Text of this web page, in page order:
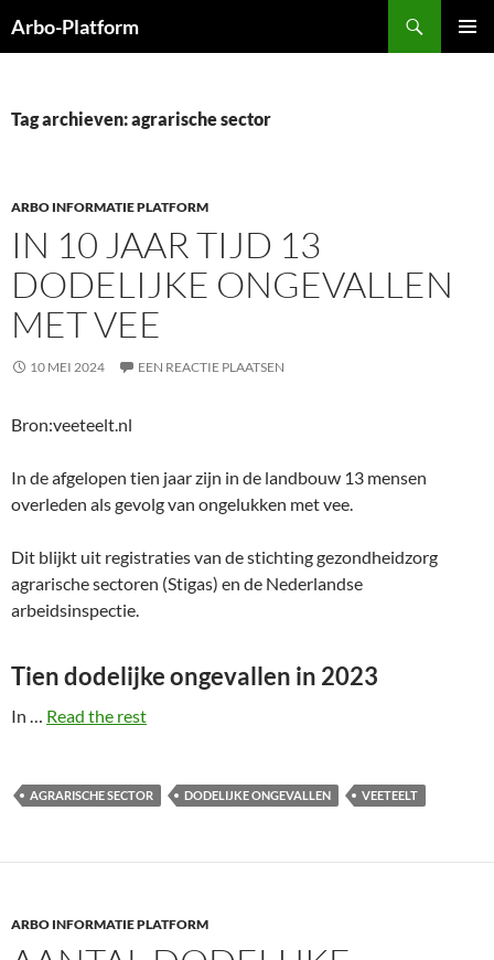
naar
Arbo-Platform
Tag archieven: agrarische sector
ARBO INFORMATIE PLATFORM
IN 10 JAAR TIJD 13
DODELIJKE ONGEVALLEN
MET VEE
10 MEI 2024 EEN REACTIE PLAATSEN
Bron:veeteelt.nl
In de afgelopen tien jaar zijn in de landbouw 13 mensen
overleden als gevolg van ongelukken met vee.
Dit blijkt uit registraties van de stichting gezondheidzorg
agrarische sectoren (Stigas) en de Nederlandse
arbeidsinspectie.
Tien dodelijke ongevallen in 2023
In … Read the rest
AGRARISCHE SECTOR DODELIJKE ONGEVALLEN VEETEELT
ARBO INFORMATIE PLATFORM